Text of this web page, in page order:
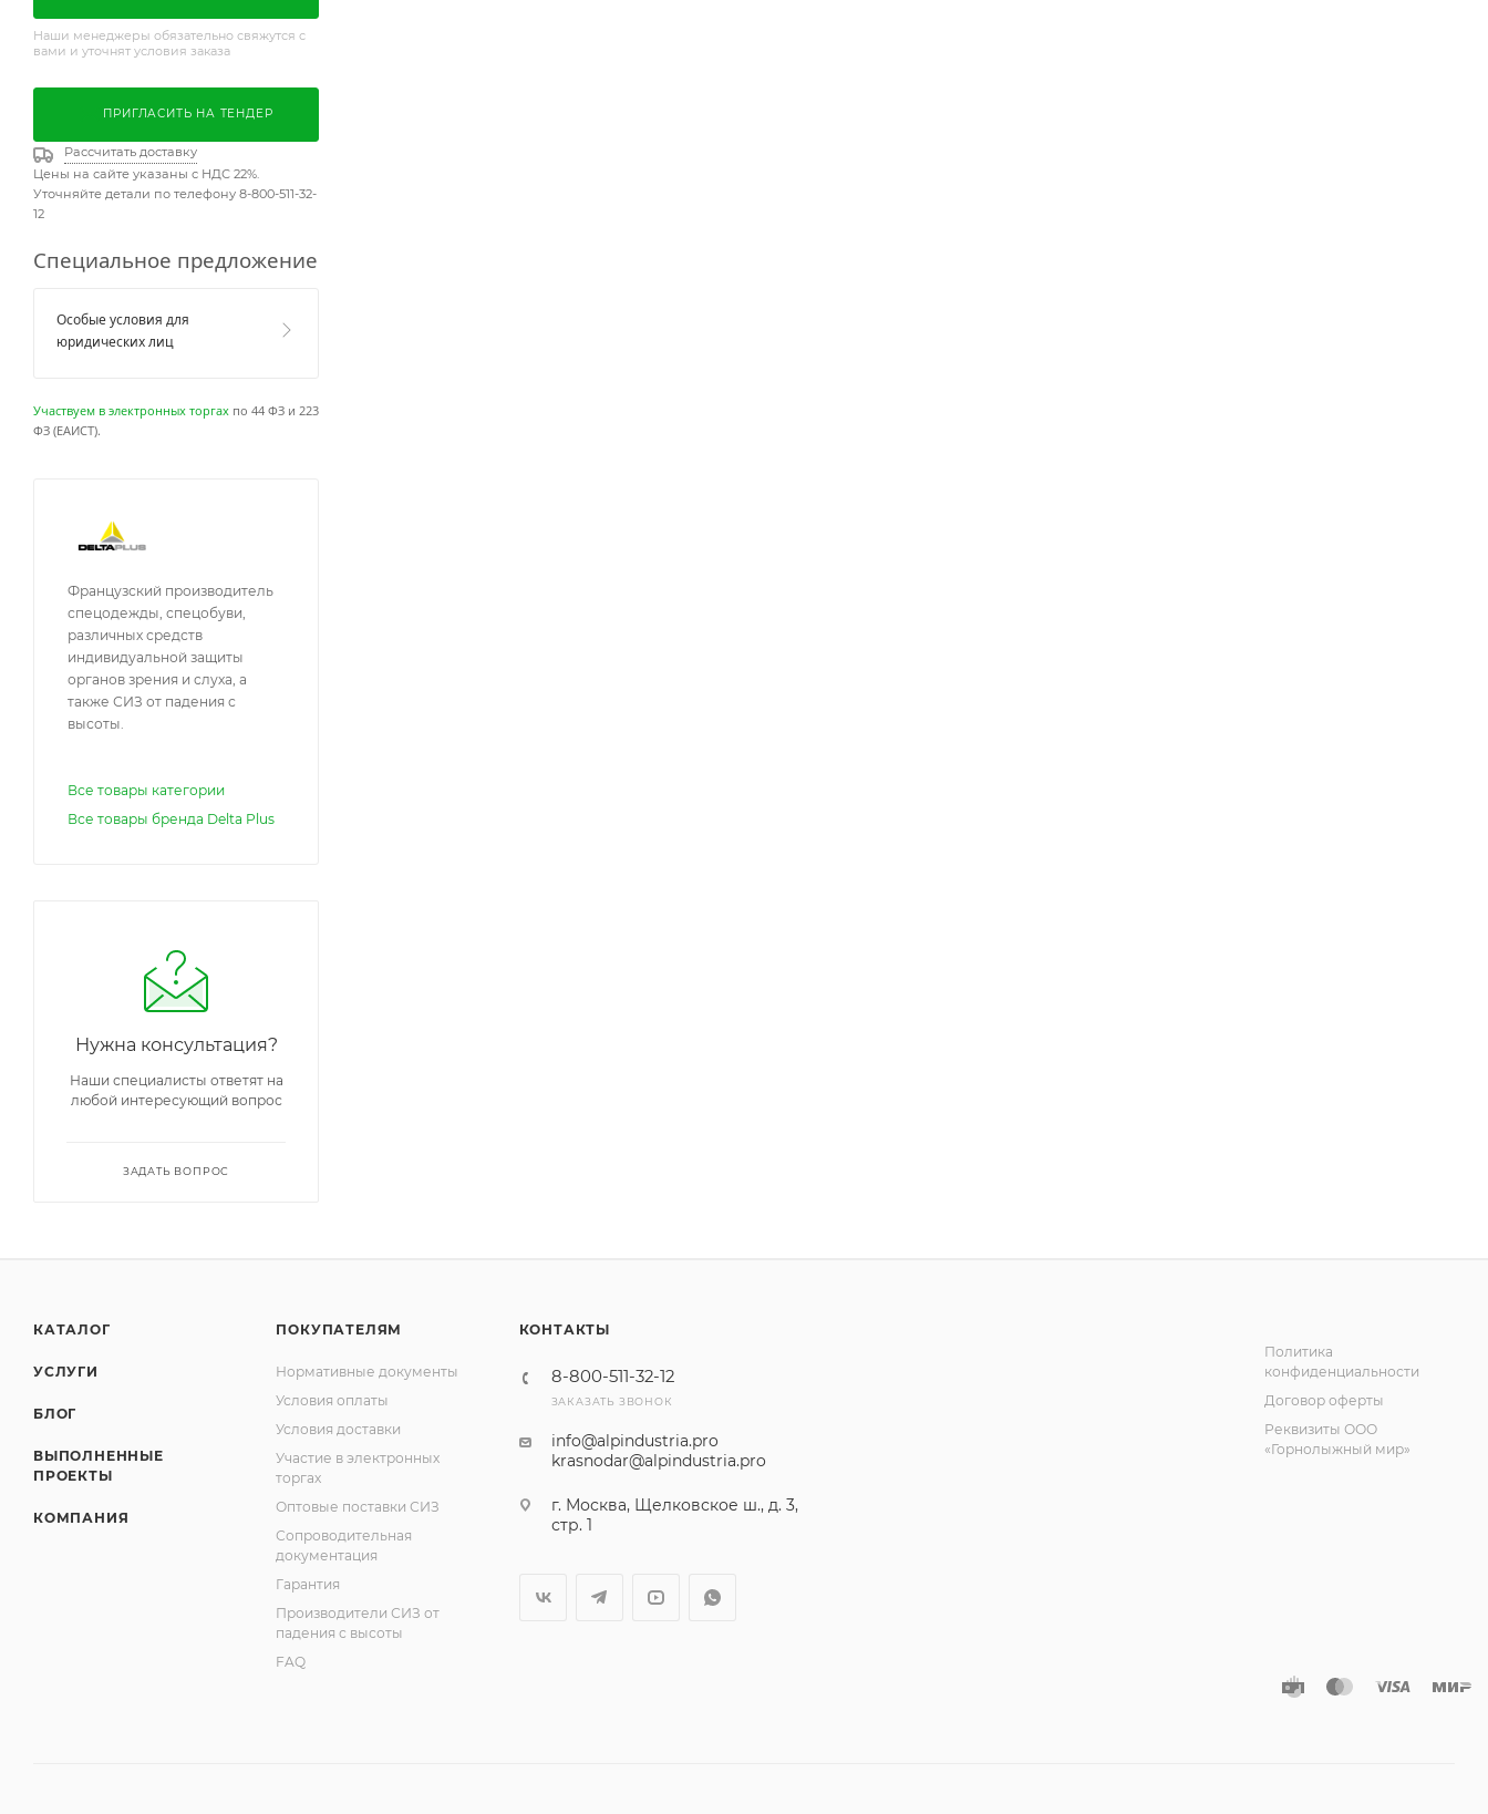
Наши менеджеры обязательно свяжутся с
вами и уточнят условия заказа
ПРИГЛАСИТЬ НА ТЕНДЕР
Рассчитать доставку
Цены на сайте указаны с НДС 22%.
Уточняйте детали по телефону 8-800-511-32-
12
Специальное предложение
Особые условия для
юридических лиц
Участвуем в электронных торгах по 44 ФЗ и 223
ФЗ (ЕАИСТ).
Французский производитель
спецодежды, спецобуви,
различных средств
индивидуальной защиты
органов зрения и слуха, а
также СИЗ от падения с
высоты.
Все товары категории
Все товары бренда Delta Plus
Нужна консультация?
Наши специалисты ответят на
любой интересующий вопрос
ЗАДАТЬ ВОПРОС
КАТАЛОГ
УСЛУГИ
БЛОГ
ВЫПОЛНЕННЫЕ
ПРОЕКТЫ
КОМПАНИЯ
ПОКУПАТЕЛЯМ
Нормативные документы
Условия оплаты
Условия доставки
Участие в электронных
торгах
Оптовые поставки СИЗ
Сопроводительная
документация
Гарантия
Производители СИЗ от
падения с высоты
FAQ
КОНТАКТЫ
8-800-511-32-12
ЗАКАЗАТЬ ЗВОНОК
info@alpindustria.pro
krasnodar@alpindustria.pro
г. Москва, Щелковское ш., д. 3,
стр. 1
Политика
конфиденциальности
Договор оферты
Реквизиты ООО
«Горнолыжный мир»